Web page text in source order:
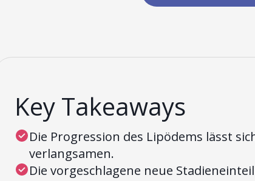
Key Takeaways
Die Progression des Lipödems lässt
verlangsamen.
Die vorgeschlagene neue